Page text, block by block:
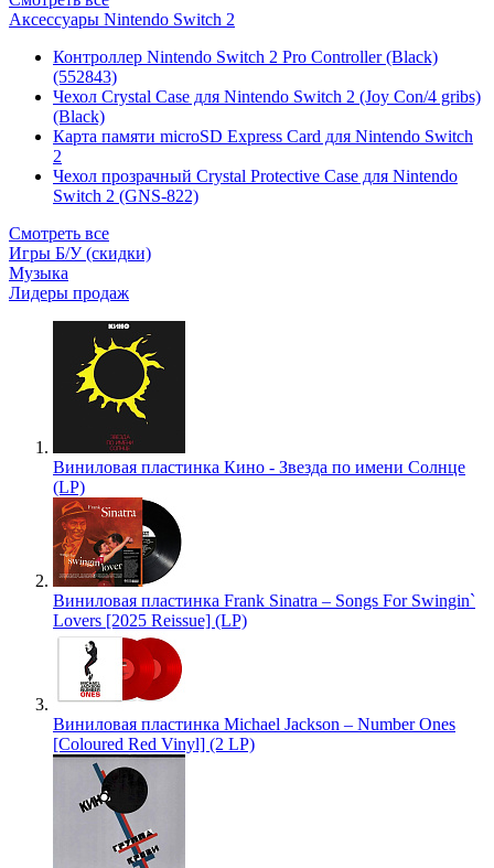
Аксессуары Nintendo Switch 2
Контроллер Nintendo Switch 2 Pro Controller (Black)
(552843)
Чехол Сrystal Сase для Nintendo Switch 2 (Joy Con/4 gribs)
(Black)
Карта памяти microSD Express Card для Nintendo Switch
2
Чехол прозрачный Crystal Protective Case для Nintendo
Switch 2 (GNS-822)
Смотреть все
Игры Б/У (скидки)
Музыка
Лидеры продаж
Виниловая пластинка Кино - Звезда по имени Солнце
(LP)
Виниловая пластинка Frank Sinatra – Songs For Swingin`
Lovers [2025 Reissue] (LP)
Виниловая пластинка Michael Jackson – Number Ones
[Coloured Red Vinyl] (2 LP)